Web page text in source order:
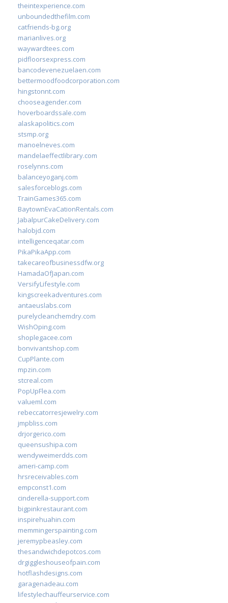
theintexperience.com
unboundedthefilm.com
catfriends-bg.org
marianlives.org
waywardtees.com
pidfloorsexpress.com
bancodevenezuelaen.com
bettermoodfoodcorporation.com
hingstonnt.com
chooseagender.com
hoverboardssale.com
alaskapolitics.com
stsmp.org
manoelneves.com
mandelaeffectlibrary.com
roselynns.com
balanceyoganj.com
salesforceblogs.com
TrainGames365.com
BaytownEvaCationRentals.com
JabalpurCakeDelivery.com
halobjd.com
intelligenceqatar.com
PikaPikaApp.com
takecareofbusinessdfw.org
HamadaOfJapan.com
VersifyLifestyle.com
kingscreekadventures.com
antaeuslabs.com
purelycleanchemdry.com
WishOping.com
shoplegacee.com
bonvivantshop.com
CupPlante.com
mpzin.com
stcreal.com
PopUpFlea.com
valueml.com
rebeccatorresjewelry.com
jmpbliss.com
drjorgerico.com
queensushipa.com
wendyweimerdds.com
ameri-camp.com
hrsreceivables.com
empconst1.com
cinderella-support.com
bigpinkrestaurant.com
inspirehuahin.com
memmingerspainting.com
jeremypbeasley.com
thesandwichdepotcos.com
drgiggleshouseofpain.com
hotflashdesigns.com
garagenadeau.com
lifestylechauffeurservice.com